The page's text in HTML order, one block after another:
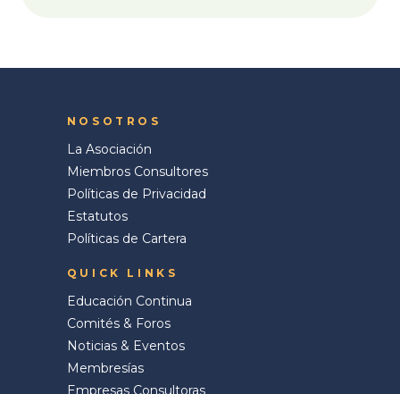
NOSOTROS
La Asociación
Miembros Consultores
Políticas de Privacidad
Estatutos
Políticas de Cartera
QUICK LINKS
Educación Continua
Comités & Foros
Noticias & Eventos
Membresías
Empresas Consultoras